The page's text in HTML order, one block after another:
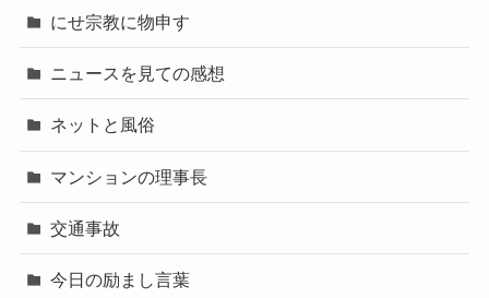
にせ宗教に物申す
ニュースを見ての感想
ネットと風俗
マンションの理事長
交通事故
今日の励まし言葉